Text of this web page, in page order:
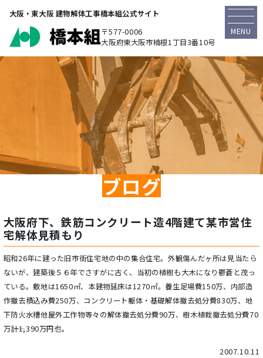
大阪・東大阪 建物解体工事橋本組公式サイト
〒577-0006
大阪府東大阪市楠根1丁目3番10号
MENU
ブログ
大阪府下、鉄筋コンクリート造4階建て某市営住
宅解体見積もり
昭和26年に建った旧市街住宅地の中の集合住宅。外観傷んだヶ所は見当たら
ないが、建築後５６年でさすがに古く、当初の植樹も大木になり鬱蒼と茂っ
ている。敷地は1650㎡、本建物延床は1270㎡。養生足場費150万、内部造
作撤去積込み費250万、コンクリート躯体・基礎解体撤去処分費830万、地
下防火水槽他屋外工作物等々の解体撤去処分費90万、樹木植栽撤去処分費70
万――計1,390万円也。
2007.10.11